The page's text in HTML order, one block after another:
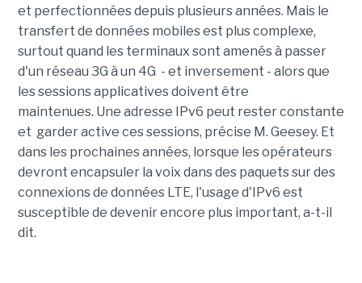
et perfectionnées depuis plusieurs années. Mais le
transfert de données mobiles est plus complexe,
surtout quand les terminaux sont amenés à passer
d'un réseau 3G à un 4G - et inversement - alors que
les sessions applicatives doivent être
maintenues. Une adresse IPv6 peut rester constante
et garder active ces sessions, précise M. Geesey. Et
dans les prochaines années, lorsque les opérateurs
devront encapsuler la voix dans des paquets sur des
connexions de données LTE, l'usage d'IPv6 est
susceptible de devenir encore plus important, a-t-il
dit.